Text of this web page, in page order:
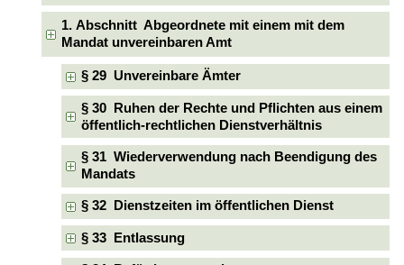
1. Abschnitt Abgeordnete mit einem mit dem
Mandat unvereinbaren Amt
§ 29 Unvereinbare Ämter
§ 30 Ruhen der Rechte und Pflichten aus einem
öffentlich-rechtlichen Dienstverhältnis
§ 31 Wiederverwendung nach Beendigung des
Mandats
§ 32 Dienstzeiten im öffentlichen Dienst
§ 33 Entlassung